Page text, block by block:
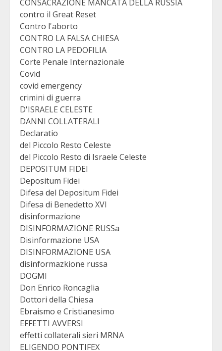
CONSACRAZIONE MANCATA DELLA RUSSIA
contro il Great Reset
Contro l'aborto
CONTRO LA FALSA CHIESA
CONTRO LA PEDOFILIA
Corte Penale Internazionale
Covid
covid emergency
crimini di guerra
D'ISRAELE CELESTE
DANNI COLLATERALI
Declaratio
del Piccolo Resto Celeste
del Piccolo Resto di Israele Celeste
DEPOSITUM FIDEI
Depositum Fidei
Difesa del Depositum Fidei
Difesa di Benedetto XVI
disinformazione
DISINFORMAZIONE RUSSa
Disinformazione USA
DISINFORMAZIONE USA
disinformazkione russa
DOGMI
Don Enrico Roncaglia
Dottori della Chiesa
Ebraismo e Cristianesimo
EFFETTI AVVERSI
effetti collaterali sieri MRNA
ELIGENDO PONTIFEX